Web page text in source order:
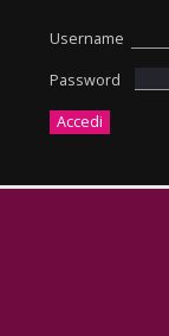
Username
Password